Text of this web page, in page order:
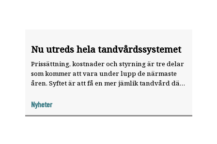
Nu utreds hela tandvårds­systemet
Prissättning, kostnader och styrning är tre delar
som kommer att vara under lupp de närmaste
åren. Syftet är att få en mer jämlik tandvård där
undersökningar.
Nyheter